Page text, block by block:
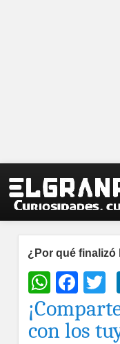
¿Por qué finalizó
con los